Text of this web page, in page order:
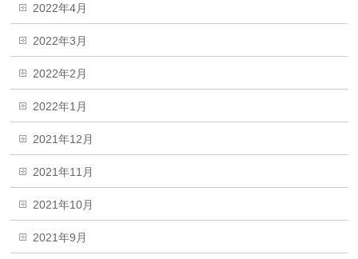
2022年4月
2022年3月
2022年2月
2022年1月
2021年12月
2021年11月
2021年10月
2021年9月